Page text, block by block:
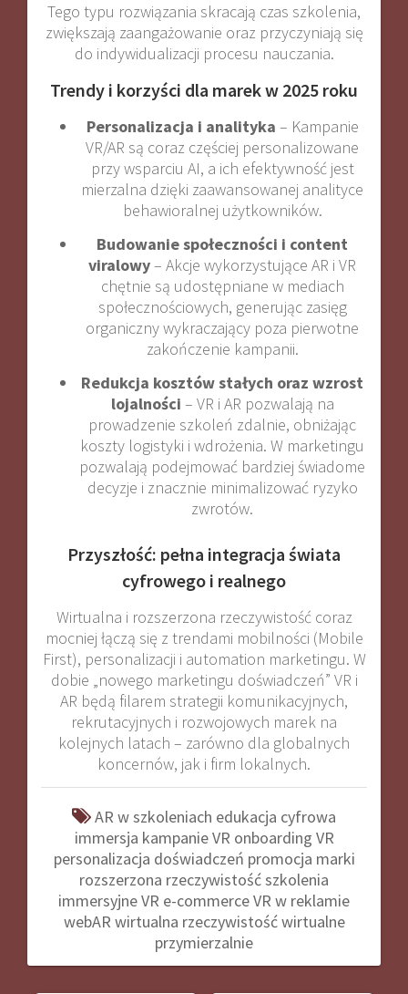
Tego typu rozwiązania skracają czas szkolenia,
zwiększają zaangażowanie oraz przyczyniają się
do indywidualizacji procesu nauczania.
Trendy i korzyści dla marek w 2025 roku
Personalizacja i analityka – Kampanie
VR/AR są coraz częściej personalizowane
przy wsparciu AI, a ich efektywność jest
mierzalna dzięki zaawansowanej analityce
behawioralnej użytkowników.
Budowanie społeczności i content
viralowy– Akcje wykorzystujące AR i VR
chętnie są udostępniane w mediach
społecznościowych, generując zasięg
organiczny wykraczający poza pierwotne
zakończenie kampanii.
Redukcja kosztów stałych oraz wzrost
lojalności – VR i AR pozwalają na
prowadzenie szkoleń zdalnie, obniżając
koszty logistyki i wdrożenia. W marketingu
pozwalają podejmować bardziej świadome
decyzje i znacznie minimalizować ryzyko
zwrotów.
Przyszłość: pełna integracja świata
cyfrowego i realnego
Wirtualna i rozszerzona rzeczywistość coraz
mocniej łączą się z trendami mobilności (Mobile
First), personalizacji i automation marketingu. W
dobie „nowego marketingu doświadczeń” VR i
AR będą filarem strategii komunikacyjnych,
rekrutacyjnych i rozwojowych marek na
kolejnych latach – zarówno dla globalnych
koncernów, jak i firm lokalnych.
AR w szkoleniach edukacja cyfrowa
immersja kampanie VR onboarding VR
personalizacja doświadczeń promocja marki
rozszerzona rzeczywistośćszkolenia
immersyjneVR e-commerceVR w reklamie
webAR wirtualna rzeczywistośćwirtualne
przymierzalnie